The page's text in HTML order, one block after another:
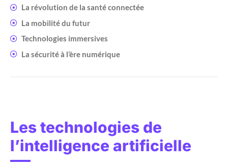
La révolution de la santé connectée
La mobilité du futur
Technologies immersives
La sécurité à l’ère numérique
Les technologies de
l’intelligence artificielle